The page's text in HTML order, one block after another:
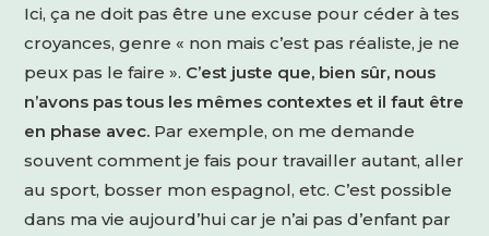
Ici, ça ne doit pas être une excuse pour céder à tes
croyances, genre « non mais c’est pas réaliste, je ne
peux pas le faire ». C’est juste que, bien sûr, nous
n’avons pas tous les mêmes contextes et il faut être
en phase avec. Par exemple, on me demande
souvent comment je fais pour travailler autant, aller
au sport, bosser mon espagnol, etc. C’est possible
dans ma vie aujourd’hui car je n’ai pas d’enfant par